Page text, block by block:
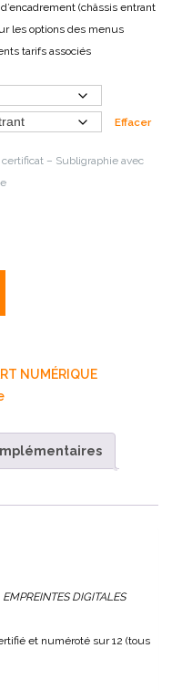
(châssis entrant
les options des menus
tarifs associés
Effacer
– Subligraphie avec
NUMÉRIQUE
EMPREINTES DIGITALES
et numéroté sur 12 (tous